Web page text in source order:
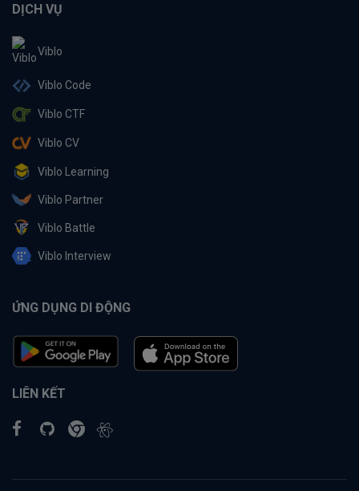
DỊCH VỤ
Viblo
Viblo Code
Viblo CTF
Viblo CV
Viblo Learning
Viblo Partner
Viblo Battle
Viblo Interview
ỨNG DỤNG DI ĐỘNG
LIÊN KẾT